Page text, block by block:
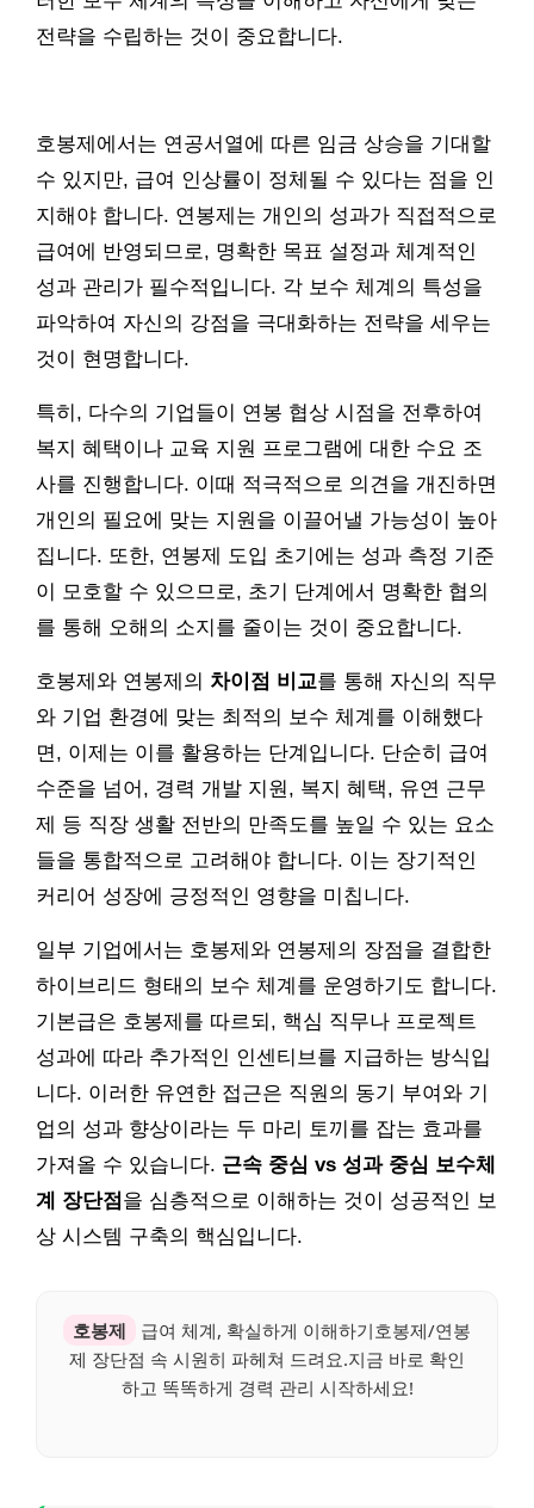
전략을 수립하는 것이 중요합니다.
호봉제에서는 연공서열에 따른 임금 상승을 기대할
수 있지만, 급여 인상률이 정체될 수 있다는 점을 인
지해야 합니다. 연봉제는 개인의 성과가 직접적으로
급여에 반영되므로, 명확한 목표 설정과 체계적인
성과 관리가 필수적입니다. 각 보수 체계의 특성을
파악하여 자신의 강점을 극대화하는 전략을 세우는
것이 현명합니다.
특히, 다수의 기업들이 연봉 협상 시점을 전후하여
복지 혜택이나 교육 지원 프로그램에 대한 수요 조
사를 진행합니다. 이때 적극적으로 의견을 개진하면
개인의 필요에 맞는 지원을 이끌어낼 가능성이 높아
집니다. 또한, 연봉제 도입 초기에는 성과 측정 기준
이 모호할 수 있으므로, 초기 단계에서 명확한 협의
를 통해 오해의 소지를 줄이는 것이 중요합니다.
호봉제와 연봉제의 차이점 비교를 통해 자신의 직무
와 기업 환경에 맞는 최적의 보수 체계를 이해했다
면, 이제는 이를 활용하는 단계입니다. 단순히 급여
수준을 넘어, 경력 개발 지원, 복지 혜택, 유연 근무
제 등 직장 생활 전반의 만족도를 높일 수 있는 요소
들을 통합적으로 고려해야 합니다. 이는 장기적인
커리어 성장에 긍정적인 영향을 미칩니다.
일부 기업에서는 호봉제와 연봉제의 장점을 결합한
하이브리드 형태의 보수 체계를 운영하기도 합니다.
기본급은 호봉제를 따르되, 핵심 직무나 프로젝트
성과에 따라 추가적인 인센티브를 지급하는 방식입
니다. 이러한 유연한 접근은 직원의 동기 부여와 기
업의 성과 향상이라는 두 마리 토끼를 잡는 효과를
가져올 수 있습니다. 근속 중심 vs 성과 중심 보수체
계 장단점을 심층적으로 이해하는 것이 성공적인 보
상 시스템 구축의 핵심입니다.
호봉제
급여 체계, 확실하게 이해하기호봉제/연봉
제 장단점 속 시원히 파헤쳐 드려요.지금 바로 확인
하고 똑똑하게 경력 관리 시작하세요!